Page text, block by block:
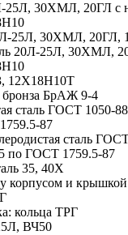
25Л, 30ХМЛ, 20ГЛ с
25Л, 30ХМЛ, 20ГЛ,
20Л-25Л, 30ХМЛ,
12Х18Н10Т
бронза БрАЖ 9-4
сталь ГОСТ 1050-
87
сталь
по ГОСТ 1759.5-87
35, 40X
корпусом и крышкой
кольца ТРГ
ВЧ50